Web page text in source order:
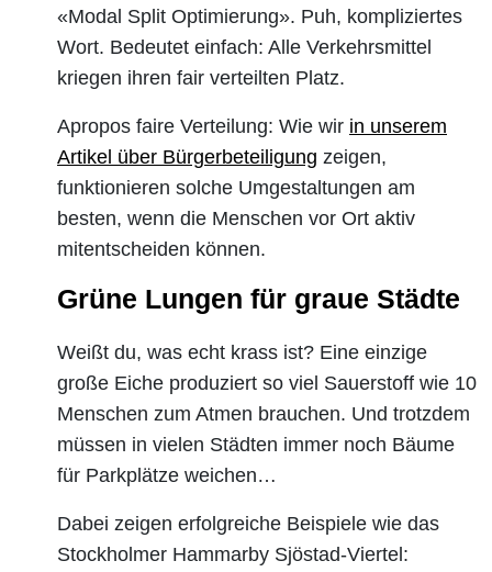
«Modal Split Optimierung». Puh, kompliziertes
Wort. Bedeutet einfach: Alle Verkehrsmittel
kriegen ihren fair verteilten Platz.
Apropos faire Verteilung: Wie wir in unserem
Artikel über Bürgerbeteiligung zeigen,
funktionieren solche Umgestaltungen am
besten, wenn die Menschen vor Ort aktiv
mitentscheiden können.
Grüne Lungen für graue Städte
Weißt du, was echt krass ist? Eine einzige
große Eiche produziert so viel Sauerstoff wie 10
Menschen zum Atmen brauchen. Und trotzdem
müssen in vielen Städten immer noch Bäume
für Parkplätze weichen…
Dabei zeigen erfolgreiche Beispiele wie das
Stockholmer Hammarby Sjöstad-Viertel: